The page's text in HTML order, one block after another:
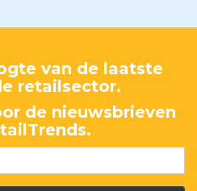
van de laatste
retailsector.
de nieuwsbrieven